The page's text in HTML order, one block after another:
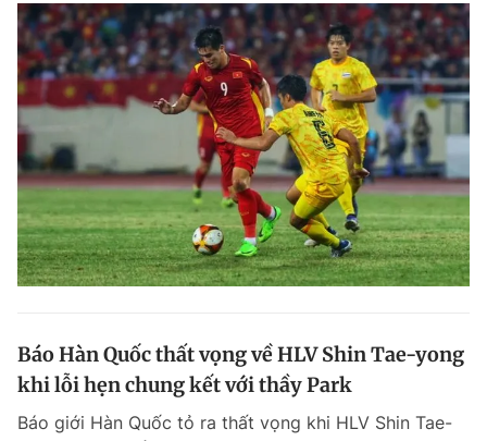
Báo Hàn Quốc thất vọng về HLV Shin Tae-yong
khi lỗi hẹn chung kết với thầy Park
Báo giới Hàn Quốc tỏ ra thất vọng khi HLV Shin Tae-